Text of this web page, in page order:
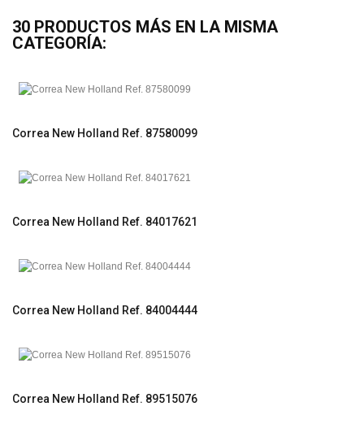
30 PRODUCTOS MÁS EN LA MISMA
CATEGORÍA:
Correa New Holland Ref. 87580099
Correa New Holland Ref. 84017621
Correa New Holland Ref. 84004444
Correa New Holland Ref. 89515076